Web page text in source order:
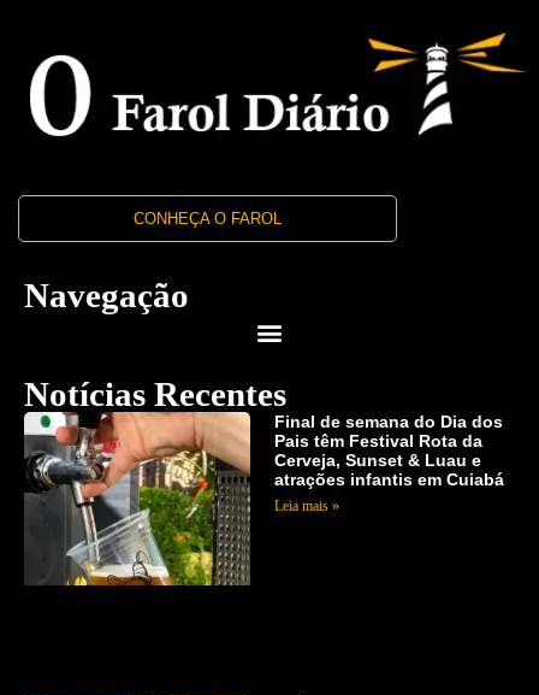
CONHEÇA O FAROL
Navegação
Notícias Recentes
Final de semana do Dia dos
Pais têm Festival Rota da
Cerveja, Sunset & Luau e
atrações infantis em Cuiabá
Leia mais »